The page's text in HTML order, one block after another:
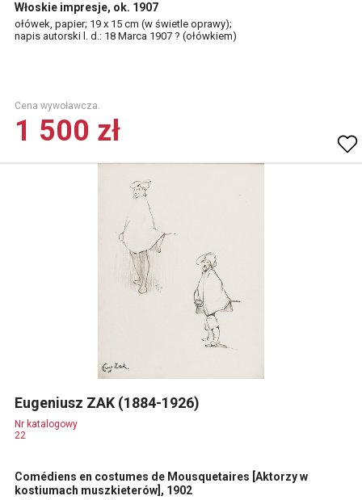
Włoskie impresje, ok. 1907
ołówek, papier; 19 x 15 cm (w świetle oprawy);
napis autorski l. d.: 18 Marca 1907 ? (ołówkiem)
Cena wywoławcza.
1 500 zł
Eugeniusz ZAK (1884-1926)
Nr katalogowy
22
Comédiens en costumes de Mousquetaires [Aktorzy w
kostiumach muszkieterów], 1902